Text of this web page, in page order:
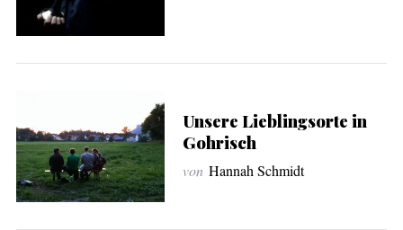
Unsere Lieblingsorte in
Gohrisch
von Hannah Schmidt